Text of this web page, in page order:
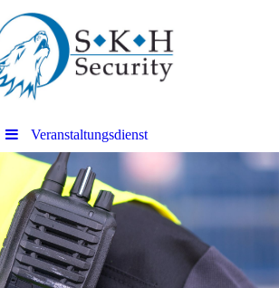
Veranstaltungsdienst